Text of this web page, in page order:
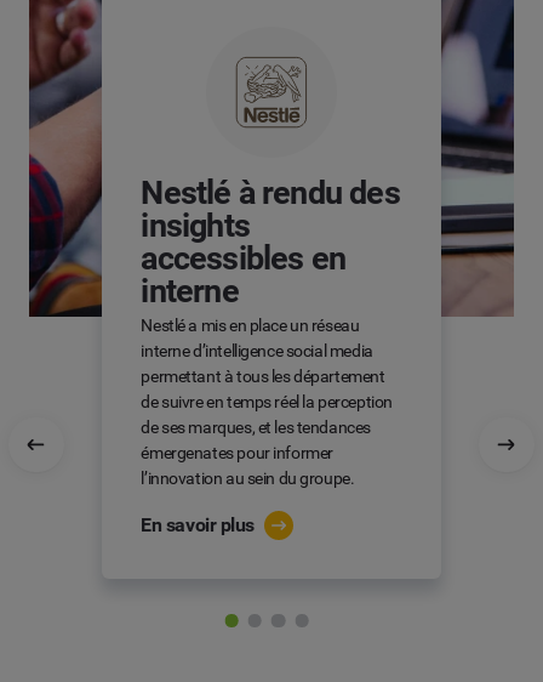
Nestlé à rendu des
insights
accessibles en
interne
Nestlé a mis en place un réseau
interne d’intelligence social media
permettant à tous les département
de suivre en temps réel la perception
de ses marques, et les tendances
émergenates pour informer
l’innovation au sein du groupe.
En savoir plus